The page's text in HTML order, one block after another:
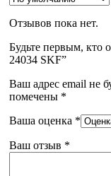
Отзывов пока нет.
Будьте первым, кто
24034 SKF”
Ваш адрес email не
помечены *
Ваша оценка *
Ваш отзыв *